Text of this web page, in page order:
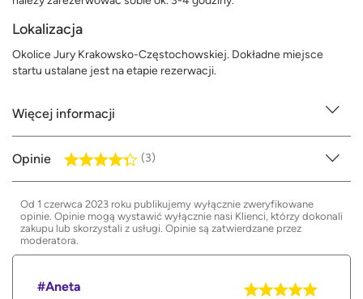
Lokalizacja
Okolice Jury Krakowsko-Częstochowskiej. Dokładne miejsce
startu ustalane jest na etapie rezerwacji.
Więcej informacji
Opinie (3)
Od 1 czerwca 2023 roku publikujemy wyłącznie zweryfikowane
opinie. Opinie mogą wystawić wyłącznie nasi Klienci, którzy dokonali
zakupu lub skorzystali z usługi. Opinie są zatwierdzane przez
moderatora.
#Aneta